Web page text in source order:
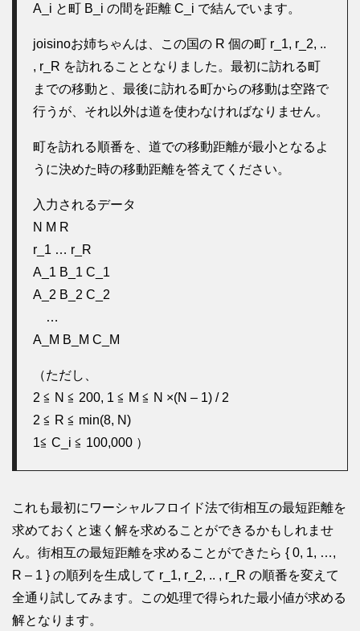
A_i と町 B_i の間を距離 C_i で結んでいます。
joisinoお姉ちゃんは、この国の R 個の町 r_1, r_2, ..
, r_R を訪れることとなりました。最初に訪れる町
までの移動と、最後に訪れる町からの移動は空路で
行うが、それ以外は道を使わなければなりません。
町を訪れる順番を、道での移動距離が最小となるよ
うに決めた時の移動距離を答えてください。
入力されるデータ
N M R
r_1 … r_R
A_1 B_1 C_1
A_2 B_2 C_2
…
A_M B_M C_M
（ただし、
2 ≦ N ≦ 200, 1 ≦ M ≦ N ×(N – 1) / 2
2 ≦ R ≦ min(8, N)
1≦ C_i ≦ 100,000 ）
これも最初にワーシャルフロイド法で街相互の最短距離を
求めておくと速く解を求めることができるかもしれませ
ん。街相互の最短距離を求めることができたら { 0, 1, …,
R – 1 } の順列を生成して r_1, r_2, .. , r_R の順番を変えて
全通り試してみます。この処理で得られた最小値が求める
解となります。